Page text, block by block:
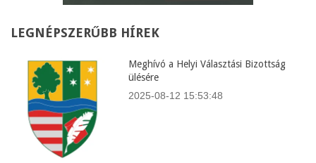
LEGNÉPSZERŰBB HÍREK
Meghívó a Helyi Választási Bizottság
ülésére
2025-08-12 15:53:48